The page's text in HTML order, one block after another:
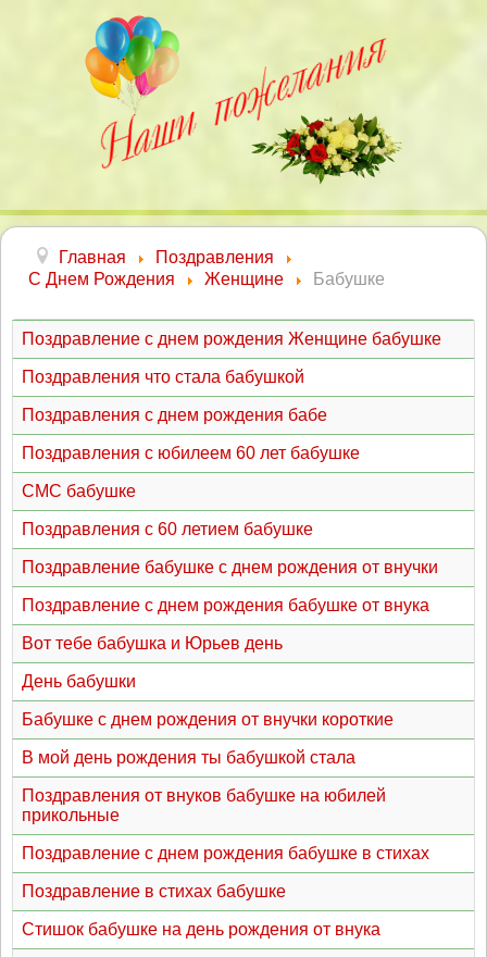
Главная
Поздравления
С Днем Рождения
Женщине Бабушке
Поздравление с днем рождения Женщине бабушке
Поздравления что стала бабушкой
Поздравления с днем рождения бабе
Поздравления с юбилеем 60 лет бабушке
СМС бабушке
Поздравления с 60 летием бабушке
Поздравление бабушке с днем рождения от внучки
Поздравление с днем рождения бабушке от внука
Вот тебе бабушка и Юрьев день
День бабушки
Бабушке с днем рождения от внучки короткие
В мой день рождения ты бабушкой стала
Поздравления от внуков бабушке на юбилей
прикольные
Поздравление с днем рождения бабушке в стихах
Поздравление в стихах бабушке
Стишок бабушке на день рождения от внука